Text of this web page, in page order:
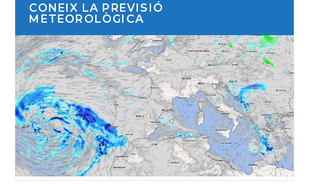
CONEIX LA PREVISIÓ
METEOROLÒGICA